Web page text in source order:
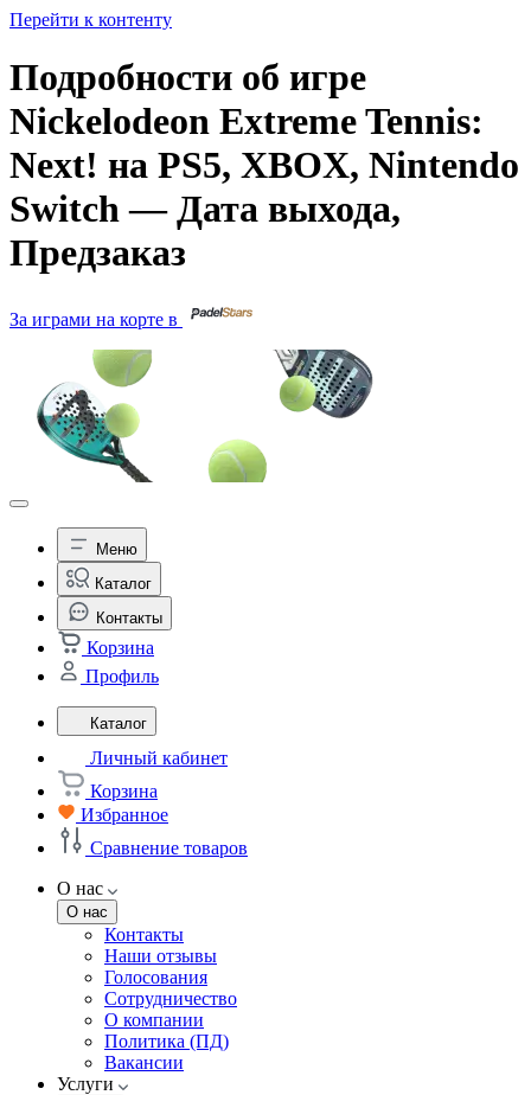
Перейти к контенту
Подробности об игре
Nickelodeon Extreme Tennis:
Next! на PS5, XBOX, Nintendo
Switch — Дата выхода,
Предзаказ
За играми на корте в
Меню
Каталог
Контакты
Корзина
Профиль
Каталог
Личный кабинет
Корзина
Избранное
Сравнение товаров
О нас
О нас
Контакты
Наши отзывы
Голосования
Сотрудничество
О компании
Политика (ПД)
Вакансии
Услуги